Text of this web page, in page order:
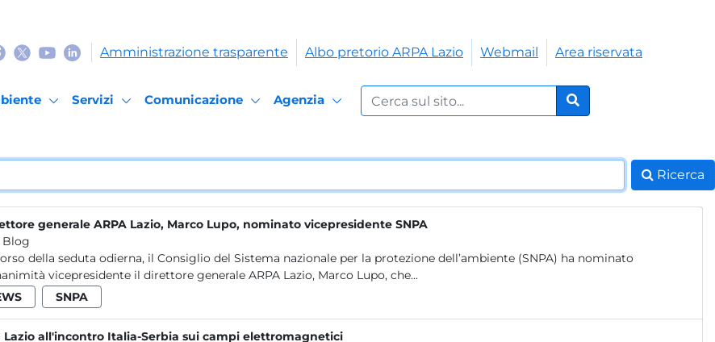
Amministrazione trasparente Albo pretorio ARPA Lazio Webmail Area riservata
Servizi Comunicazione Agenzia
Cerca nel sito:
Cerca
Ricerca
generale ARPA Lazio, Marco Lupo, nominato vicepresidente SNPA
Blog
della seduta odierna, il Consiglio del Sistema nazionale per la protezione dell’ambiente (SNPA) ha nominato
vicepresidente il direttore generale ARPA Lazio, Marco Lupo, che...
SNPA
Lazio all'incontro Italia-Serbia sui campi elettromagnetici